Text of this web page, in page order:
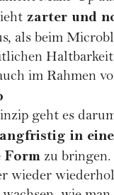
zarter und
als beim
im Rahmen
geht es
in
Form zu
wieder